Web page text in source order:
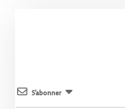
S’abonner